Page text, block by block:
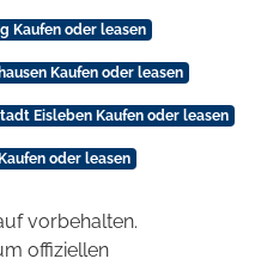
Kaufen oder leasen
Kaufen oder leasen
Eisleben Kaufen oder leasen
oder leasen
vorbehalten.
offiziellen